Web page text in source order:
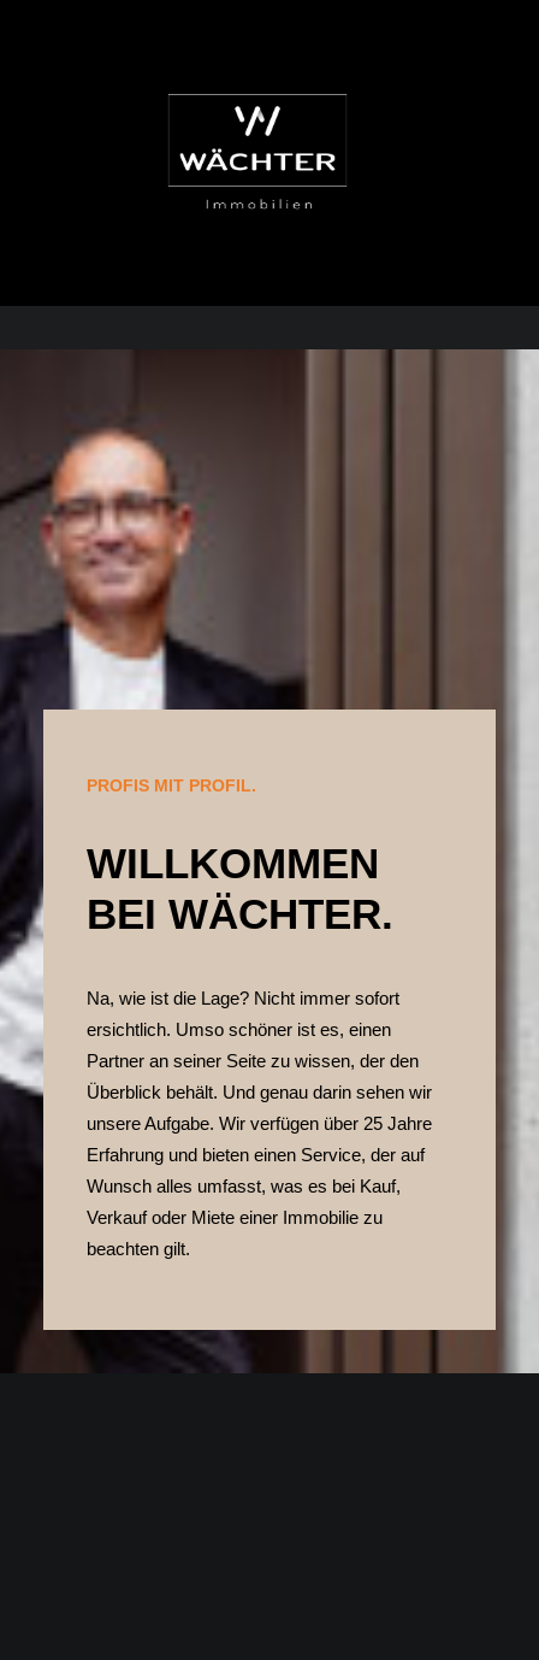
PROFIS MIT PROFIL.
WILLKOMMEN
BEI WÄCHTER.
Na, wie ist die Lage? Nicht immer sofort
ersichtlich. Umso schöner ist es, einen
Partner an seiner Seite zu wissen, der den
Überblick behält. Und genau darin sehen wir
unsere Aufgabe. Wir verfügen über 25 Jahre
Erfahrung und bieten einen Service, der auf
Wunsch alles umfasst, was es bei Kauf,
Verkauf oder Miete einer Immobilie zu
beachten gilt.